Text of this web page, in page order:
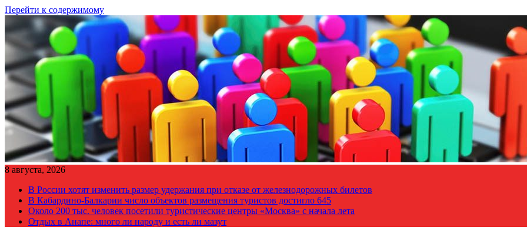
Перейти к содержимому
8 августа, 2026
В России хотят изменить размер удержания при отказе от железнодорожных билетов
В Кабардино-Балкарии число объектов размещения туристов достигло 645
Около 200 тыс. человек посетили туристические центры «Москва» с начала лета
Отдых в Анапе: много ли народу и есть ли мазут